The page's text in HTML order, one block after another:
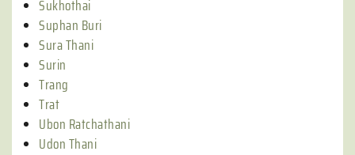
Sukhothai
Suphan Buri
Sura Thani
Surin
Trang
Trat
Ubon Ratchathani
Udon Thani